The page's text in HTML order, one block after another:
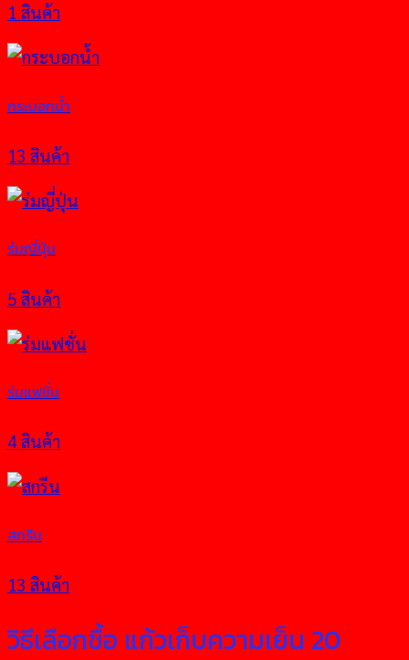
1 สินค้า
กระบอกน้ำ
13 สินค้า
ร่มญี่ปุ่น
5 สินค้า
ร่มแฟชั่น
4 สินค้า
สกรีน
13 สินค้า
วิธีเลือกชื้อ แก้วเก็บความเย็น 20